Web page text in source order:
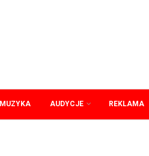
MUZYKA AUDYCJE REKLAMA